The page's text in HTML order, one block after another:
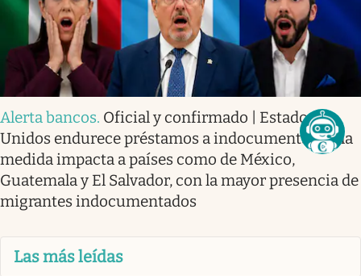
Alerta bancos. Oficial y confirmado | Estados
Unidos endurece préstamos a indocumentados: la
medida impacta a países como de México,
Guatemala y El Salvador, con la mayor presencia de
migrantes indocumentados
Las más leídas